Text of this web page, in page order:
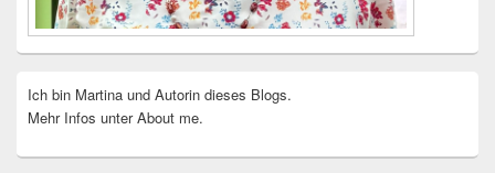
Ich bin Martina und Autorin dieses Blogs.
Mehr Infos unter About me.